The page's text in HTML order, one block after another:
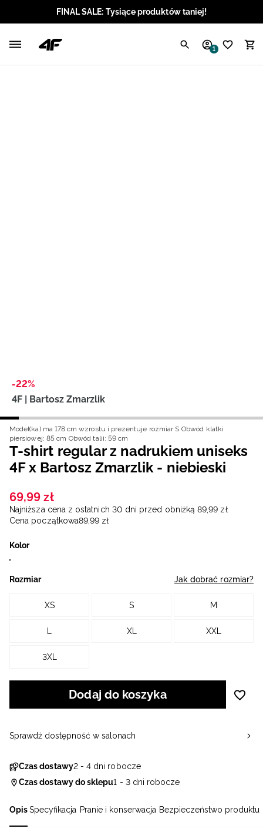
FINAL SALE: Tysiące produktów taniej!
1
-22%
4F | Bartosz Zmarzlik
Model(ka) ma 178 cm wzrostu i prezentuje rozmiar S Obwód klatki
piersiowej: 85 cm Obwód talii: 59 cm
OpisSpecyfikacja Pranie i konserwacja Bezpieczeństwo produktu
T-shirt regular z nadrukiem uniseks
4F x Bartosz Zmarzlik - niebieski
69,99 zł
Najniższa cena z ostatnich 30 dni przed obniżką 89,99 zł
Cena początkowa89,99 zł
Kolor
Rozmiar Jak dobrać rozmiar?
XS S M
L XL XXL
3XL
Dodaj do koszyka
Czas dostawy2 - 4 dni robocze
Czas dostawy do sklepu1 - 3 dni robocze
Sprawdź dostępność w salonach